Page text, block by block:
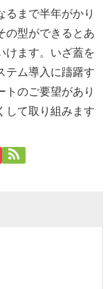
るまで半年がかり
の型ができるとあ
けます。いざ蓋を
テム導入に躊躇す
トのご要望があり
して取り組みます